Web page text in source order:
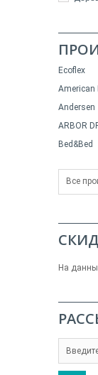
Ecoflex
American
Andersen
ARBOR
Bed&Bed
Все
На